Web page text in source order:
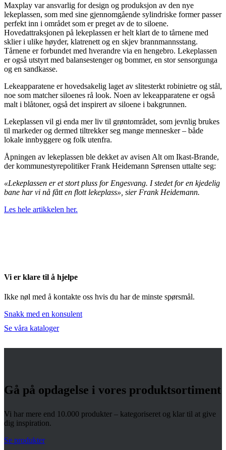
Maxplay var ansvarlig for design og produksjon av den nye
lekeplassen, som med sine gjennomgående sylindriske former passer
perfekt inn i området som er preget av de to siloene.
Hovedattraksjonen på lekeplassen er helt klart de to tårnene med
sklier i ulike høyder, klatrenett og en skjev brannmannsstang.
Tårnene er forbundet med hverandre via en hengebro. Lekeplassen
er også utstyrt med balansestenger og bommer, en stor sensorgunga
og en sandkasse.
Lekeapparatene er hovedsakelig laget av slitesterkt robinietre og stål,
noe som matcher siloenes rå look. Noen av lekeapparatene er også
malt i blåtoner, også det inspirert av siloene i bakgrunnen.
Lekeplassen vil gi enda mer liv til grøntområdet, som jevnlig brukes
til markeder og dermed tiltrekker seg mange mennesker – både
lokale innbyggere og folk utenfra.
Åpningen av lekeplassen ble dekket av avisen Alt om Ikast-Brande,
der kommunestyrepolitiker Frank Heidemann Sørensen uttalte seg:
«Lekeplassen er et stort pluss for Engesvang. I stedet for en kjedelig
bane har vi nå fått en flott lekeplass», sier Frank Heidemann.
Les hele artikkelen her.
Vi er klare til å hjelpe
Ikke nøl med å kontakte oss hvis du har de minste spørsmål.
Snakk med en konsulent
Se våra kataloger
Gå på opdagelse i vores produktsortiment
Vi har mere end 10.000 produkter – kategoriseret og klar til at give
dig inspiration.
Se produkter